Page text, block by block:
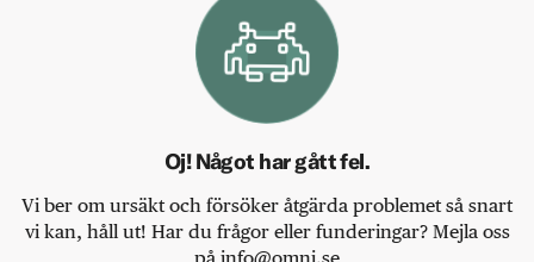
Oj! Något har gått fel.
Vi ber om ursäkt och försöker åtgärda problemet så snart
vi kan, håll ut! Har du frågor eller funderingar? Mejla oss